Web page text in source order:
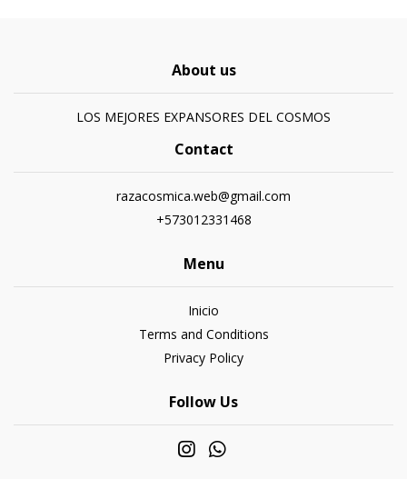
About us
LOS MEJORES EXPANSORES DEL COSMOS
Contact
razacosmica.web@gmail.com
+573012331468
Menu
Inicio
Terms and Conditions
Privacy Policy
Follow Us